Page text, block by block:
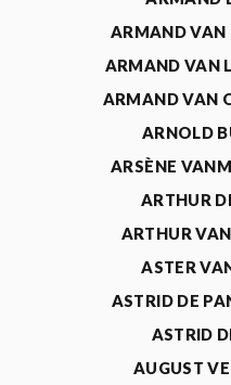
ARMAND VAN
ARMAND VAN
ARMAND VAN
ARNOLD
ARSÈNE
ARTHUR
ARTHUR
ASTER
ASTRID DE
ASTRID
AUGUST